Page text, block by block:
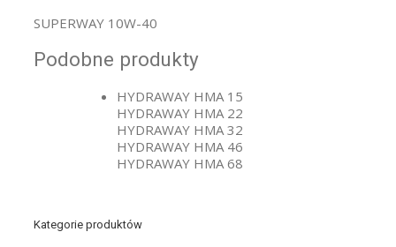
SUPERWAY 10W-40
Podobne produkty
HYDRAWAY HMA 15
HYDRAWAY HMA 22
HYDRAWAY HMA 32
HYDRAWAY HMA 46
HYDRAWAY HMA 68
Kategorie produktów